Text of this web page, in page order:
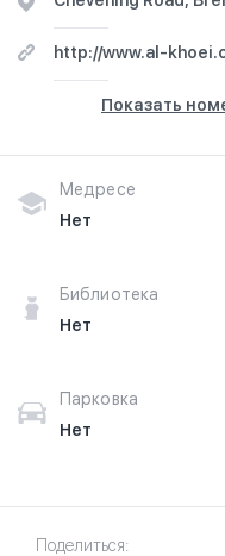
abroad.
http://www.al-
Показать
Медресе
Нет
Библиотека
Нет
Парковка
Нет
Поделиться: